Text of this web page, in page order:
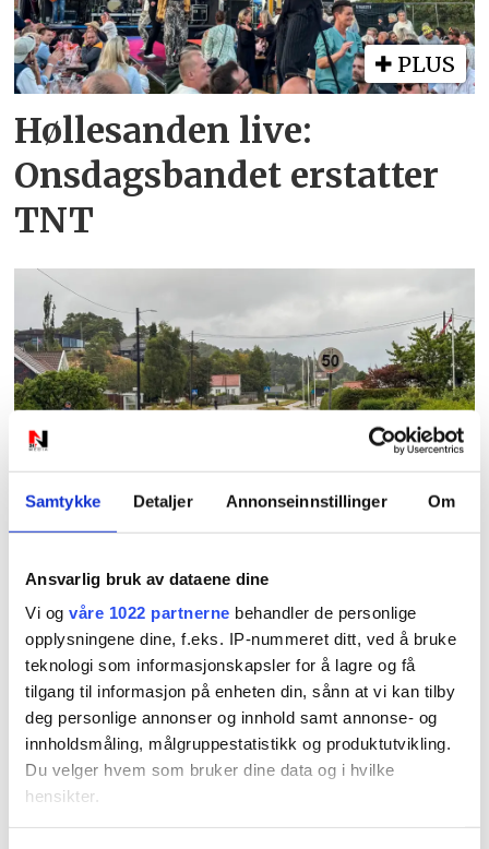
Samtykke Detaljer Annonseinnstillinger Om
Ansvarlig bruk av dataene dine
Vi og våre 1022 partnerne behandler de personlige
opplysningene dine, f.eks. IP-nummeret ditt, ved å bruke
teknologi som informasjonskapsler for å lagre og få
tilgang til informasjon på enheten din, sånn at vi kan tilby
deg personlige annonser og innhold samt annonse- og
innholdsmåling, målgruppestatistikk og produktutvikling.
Du velger hvem som bruker dine data og i hvilke
hensikter.
PLUS
Høllesanden live:
Onsdagsbandet erstatter
TNT
PLUS
Nye skilt skaper
fartsgrense gjelder
egentlig?